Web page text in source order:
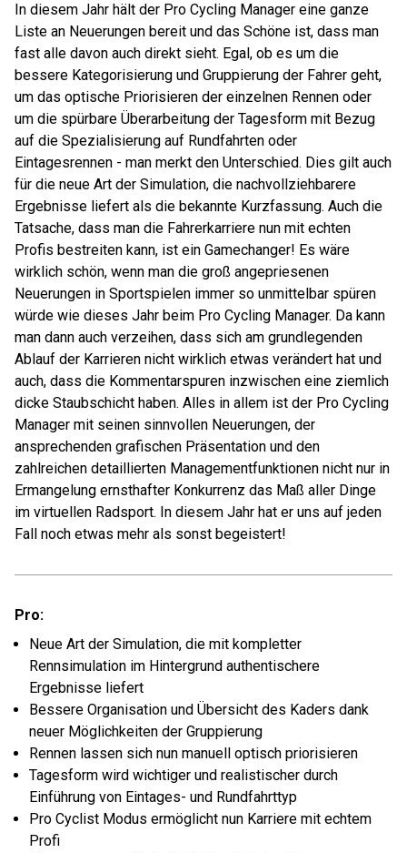
In diesem Jahr hält der Pro Cycling Manager eine ganze
Liste an Neuerungen bereit und das Schöne ist, dass man
fast alle davon auch direkt sieht. Egal, ob es um die
bessere Kategorisierung und Gruppierung der Fahrer geht,
um das optische Priorisieren der einzelnen Rennen oder
um die spürbare Überarbeitung der Tagesform mit Bezug
auf die Spezialisierung auf Rundfahrten oder
Eintagesrennen - man merkt den Unterschied. Dies gilt auch
für die neue Art der Simulation, die nachvollziehbarere
Ergebnisse liefert als die bekannte Kurzfassung. Auch die
Tatsache, dass man die Fahrerkarriere nun mit echten
Profis bestreiten kann, ist ein Gamechanger! Es wäre
wirklich schön, wenn man die groß angepriesenen
Neuerungen in Sportspielen immer so unmittelbar spüren
würde wie dieses Jahr beim Pro Cycling Manager. Da kann
man dann auch verzeihen, dass sich am grundlegenden
Ablauf der Karrieren nicht wirklich etwas verändert hat und
auch, dass die Kommentarspuren inzwischen eine ziemlich
dicke Staubschicht haben. Alles in allem ist der Pro Cycling
Manager mit seinen sinnvollen Neuerungen, der
ansprechenden grafischen Präsentation und den
zahlreichen detaillierten Managementfunktionen nicht nur in
Ermangelung ernsthafter Konkurrenz das Maß aller Dinge
im virtuellen Radsport. In diesem Jahr hat er uns auf jeden
Fall noch etwas mehr als sonst begeistert!
Pro:
Neue Art der Simulation, die mit kompletter
Rennsimulation im Hintergrund authentischere
Ergebnisse liefert
Bessere Organisation und Übersicht des Kaders dank
neuer Möglichkeiten der Gruppierung
Rennen lassen sich nun manuell optisch priorisieren
Tagesform wird wichtiger und realistischer durch
Einführung von Eintages- und Rundfahrttyp
Pro Cyclist Modus ermöglicht nun Karriere mit echtem
Profi